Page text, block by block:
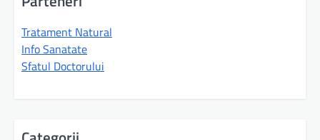
Tratament Natural
Info Sanatate
Sfatul Doctorului